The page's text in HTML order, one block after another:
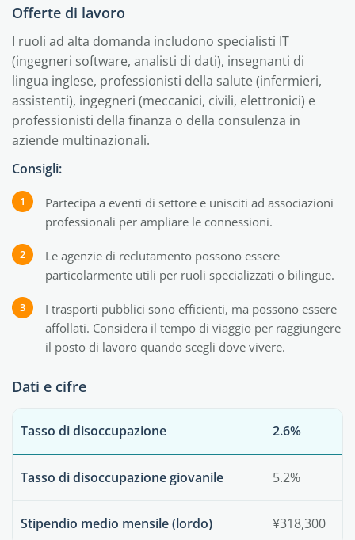
Offerte di lavoro
I ruoli ad alta domanda includono specialisti IT
(ingegneri software, analisti di dati), insegnanti di
lingua inglese, professionisti della salute (infermieri,
assistenti), ingegneri (meccanici, civili, elettronici) e
professionisti della finanza o della consulenza in
aziende multinazionali.
Consigli:
Partecipa a eventi di settore e unisciti ad associazioni
professionali per ampliare le connessioni.
Le agenzie di reclutamento possono essere
particolarmente utili per ruoli specializzati o bilingue.
I trasporti pubblici sono efficienti, ma possono essere
affollati. Considera il tempo di viaggio per raggiungere
il posto di lavoro quando scegli dove vivere.
Dati e cifre
Tasso di disoccupazione 2.6%
Tasso di disoccupazione giovanile 5.2%
Stipendio medio mensile (lordo) ¥318,300